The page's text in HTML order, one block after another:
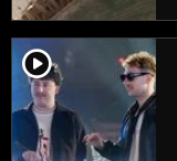
player2